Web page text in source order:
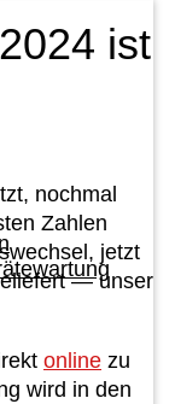
ist
nochmal
Zahlen
jetzt
— unser
online zu
wird in den